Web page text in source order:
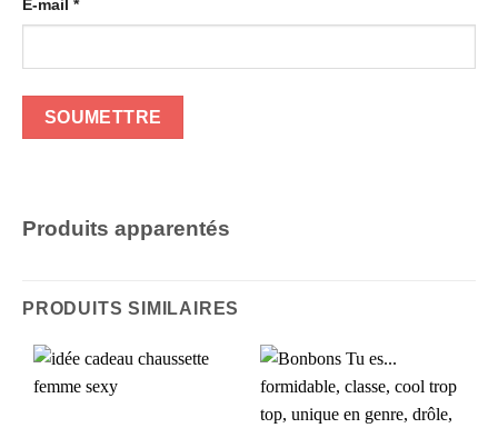
E-mail *
Produits apparentés
PRODUITS SIMILAIRES